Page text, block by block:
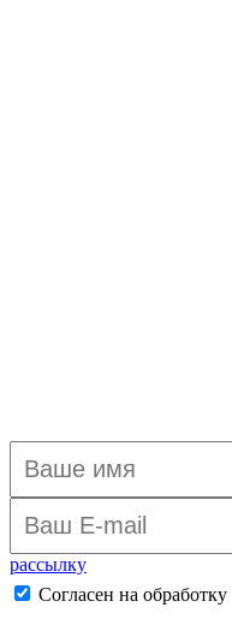
рассылку
Согласен на обработку